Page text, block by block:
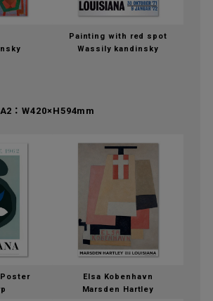
Painting with red spot
Wassily kandinsky
：W420×H594mm
Elsa Kobenhavn
Marsden Hartley